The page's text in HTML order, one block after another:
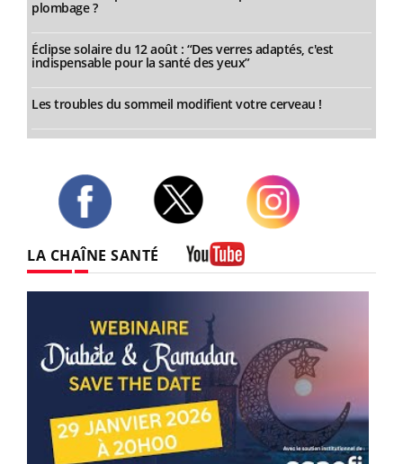
plombage ?
Éclipse solaire du 12 août : “Des verres adaptés, c'est
indispensable pour la santé des yeux”
Les troubles du sommeil modifient votre cerveau !